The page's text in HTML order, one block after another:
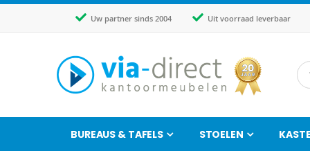
Uw partner sinds 2004 Uit voorraad leverbaar
BUREAUS & TAFELS STOELEN